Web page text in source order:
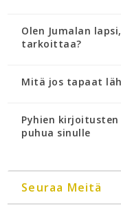
Olen Jumalan
tarkoittaa?
Mitä jos tapaat
Pyhien
puhua sinulle
Seuraa Meitä